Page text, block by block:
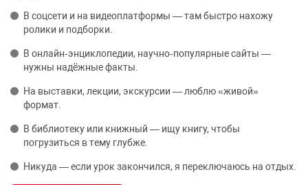
В соцсети и на видеоплатформы — там быстро нахожу
ролики и подборки.
В онлайн‑энциклопедии, научно‑популярные сайты —
нужны надёжные факты.
На выставки, лекции, экскурсии — люблю «живой»
формат.
В библиотеку или книжный — ищу книгу, чтобы
погрузиться в тему глубже.
Никуда — если урок закончился, я переключаюсь на отдых.